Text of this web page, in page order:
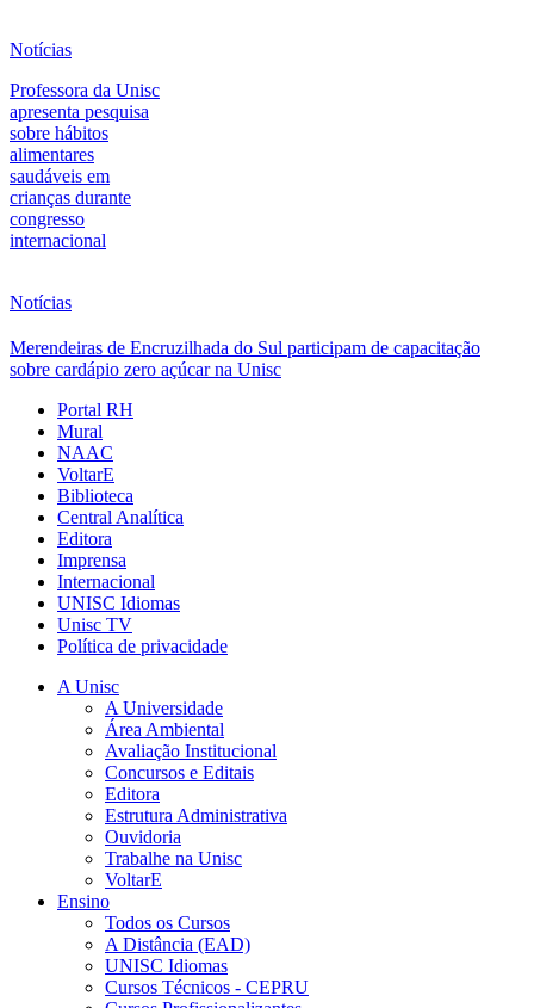
Notícias
Professora da Unisc
apresenta pesquisa
sobre hábitos
alimentares
saudáveis em
crianças durante
congresso
internacional
Notícias
Merendeiras de Encruzilhada do Sul participam de capacitação
sobre cardápio zero açúcar na Unisc
Portal RH
Mural
NAAC
VoltarE
Biblioteca
Central Analítica
Editora
Imprensa
Internacional
UNISC Idiomas
Unisc TV
Política de privacidade
A Unisc
A Universidade
Área Ambiental
Avaliação Institucional
Concursos e Editais
Editora
Estrutura Administrativa
Ouvidoria
Trabalhe na Unisc
VoltarE
Ensino
Todos os Cursos
A Distância (EAD)
UNISC Idiomas
Cursos Técnicos - CEPRU